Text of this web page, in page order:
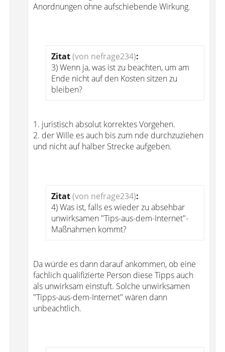
Anordnungen ohne aufschiebende Wirkung.
Zitat(von nefrage234):
3) Wenn ja, was ist zu beachten, um am
Ende nicht auf den Kosten sitzen zu
bleiben?
1. juristisch absolut korrektes Vorgehen.
2. der Wille es auch bis zum nde durchzuziehen
und nicht auf halber Strecke aufgeben.
Zitat(von nefrage234):
4) Was ist, falls es wieder zu absehbar
unwirksamen "Tips-aus-dem-Internet"-
Maßnahmen kommt?
Da würde es dann darauf ankommen, ob eine
fachlich qualifizierte Person diese Tipps auch
als unwirksam einstuft. Solche unwirksamen
"Tipps-aus-dem-Internet" wären dann
unbeachtlich.